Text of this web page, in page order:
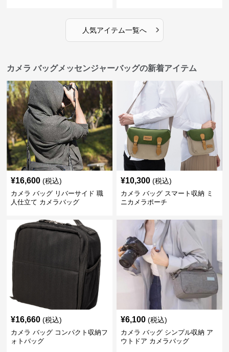
人気アイテム一覧へ ›
カメラ バッグメッセンジャーバッグの新着アイテム
¥16,600 (税込)
カメラ バッグ リバーサイド 職
人仕立て カメラバッグ
¥10,300 (税込)
カメラ バッグ スマート収納 ミ
ニカメラポーチ
¥16,660 (税込)
カメラ バッグ コンパクト収納フ
ォトバッグ
¥6,100 (税込)
カメラ バッグ シンプル収納 ア
ウトドア カメラバッグ